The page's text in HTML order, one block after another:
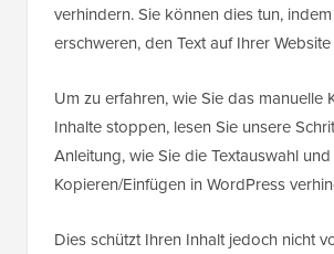
verhindern. Sie können dies tun,
erschweren, den Text auf Ihrer
Um zu erfahren, wie Sie das manuelle
Inhalte stoppen, lesen Sie unsere
Anleitung, wie Sie die Textauswahl
Kopieren/Einfügen in WordPress
Dies schützt Ihren Inhalt jedoch nicht